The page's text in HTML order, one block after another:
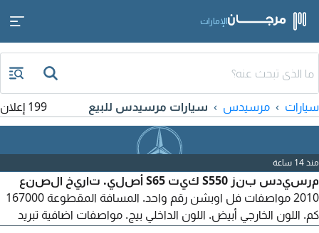
الإمارات
سيارات مرسيدس سيارات مرسيدس للبيع 199 إعلان
منذ 14 ساعة
مرسيدس بنز S550 كيت S65 أصلي. تاريخ الصنع
2010 مواصفات فل اوبشن رقم واحد. المسافة المقطوعة 167000
كم. اللون الخارجي أبيض. اللون الداخلي بيج. مواصفات اضافية تبريد